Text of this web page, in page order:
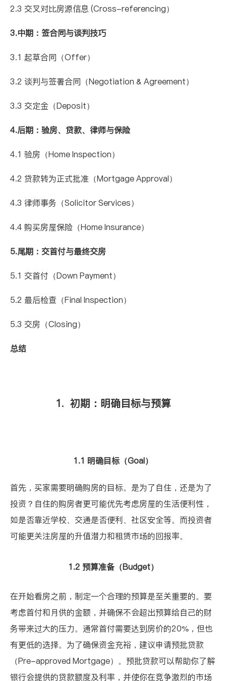
2.3 交叉对比房源信息 (Cross-referencing）
3.中期：签合同与谈判技巧
3.1 起草合同（Offer）
3.2 谈判与签署合同（Negotiation & Agreement）
3.3 交定金（Deposit）
4.后期：验房、贷款、律师与保险
4.1 验房（Home Inspection）
4.2 贷款转为正式批准（Mortgage Approval）
4.3 律师事务（Solicitor Services）
4.4 购买房屋保险（Home Insurance）
5.尾期：交首付与最终交房
5.1 交首付（Down Payment）
5.2 最后检查（Final Inspection）
5.3 交房（Closing）
总结
1. 初期：明确目标与预算
1.1 明确目标（Goal）
首先，买家需要明确购房的目标。是为了自住，还是为了
投资？自住的购房者更可能优先考虑房屋的生活便利性，
如是否靠近学校、交通是否便利、社区安全等。而投资者
可能更关注房屋的升值潜力和租赁市场的回报率。
1.2 预算准备（Budget）
在开始看房之前，制定一个合理的预算是至关重要的。要
考虑首付和月供的金额，并确保不会超出预算给自己的财
务带来过大的压力。通常首付需要达到房价的20%，但也
有更低的选择。为了确保资金充裕，建议申请预批贷款
（Pre-approved Mortgage）。预批贷款可以帮助你了解
银行会提供的贷款额度及利率，并使你在竞争激烈的市场